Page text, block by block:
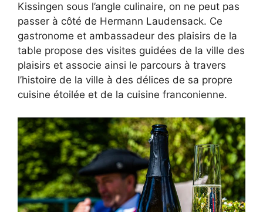
Kissingen sous l’angle culinaire, on ne peut pas
passer à côté de Hermann Laudensack. Ce
gastronome et ambassadeur des plaisirs de la
table propose des visites guidées de la ville des
plaisirs et associe ainsi le parcours à travers
l’histoire de la ville à des délices de sa propre
cuisine étoilée et de la cuisine franconienne.